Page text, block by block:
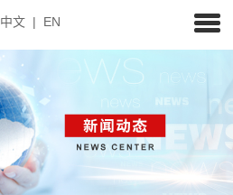
中文 | EN